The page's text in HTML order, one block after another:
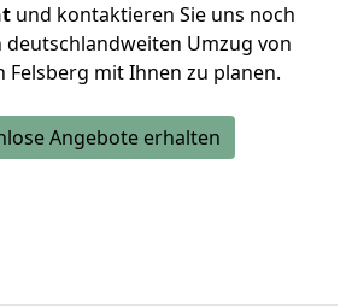
und kontaktieren Sie uns noch
Umzug von
Felsberg mit Ihnen zu planen.
Angebote erhalten